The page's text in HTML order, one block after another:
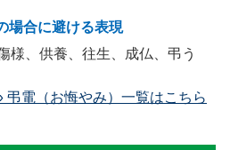
場合に避ける表現
様、供養、往生、成仏、弔う
弔電（お悔やみ）一覧はこちら